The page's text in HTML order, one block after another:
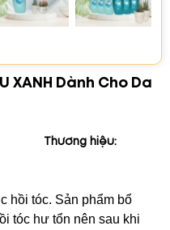
XANH Dành Cho Da
Thương hiệu:
hồi tóc. Sản phẩm bổ
tóc hư tổn nên sau khi